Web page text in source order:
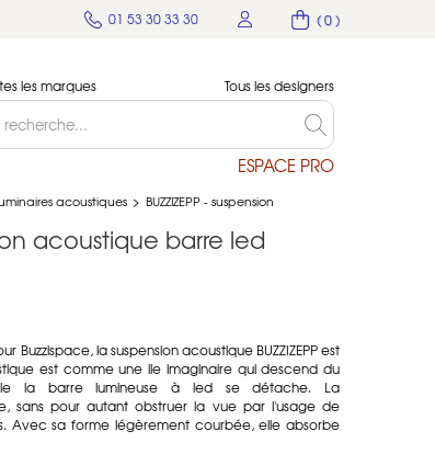
( 0 )
01 53 30 33 30
les marques Tous les designers
ESPACE PRO
acoustiques > BUZZIZEPP - suspension
acoustique barre led
Buzzispace, la suspension acoustique BUZZIZEPP est
est comme une ile imaginaire qui descend du
la barre lumineuse à led se détache. La
sans pour autant obstruer la vue par l'usage de
Avec sa forme légèrement courbée, elle absorbe